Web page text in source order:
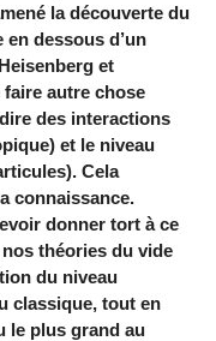
la découverte du
dessous d’un
et
autre chose
des interactions
et le niveau
Cela
connaissance.
donner tort à ce
théories du vide
du niveau
classique, tout en
le plus grand au